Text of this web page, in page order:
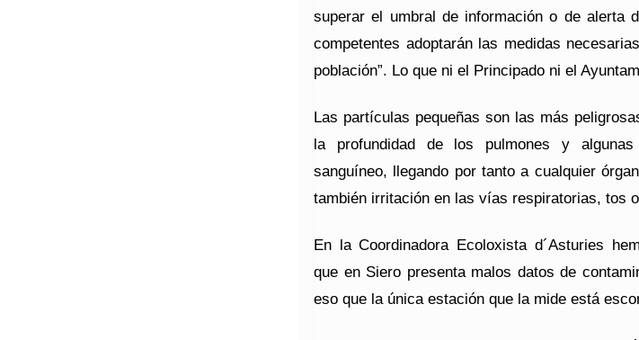
superar el umbral de información o de alerta
competentes adoptarán las medidas
población”. Lo que ni el Principado ni el
Las partículas pequeñas son las más
la profundidad de los pulmones y
sanguíneo, llegando por tanto a cualquier
también irritación en las vías respiratorias, tos
En la Coordinadora Ecoloxista d´Asturies
que en Siero presenta malos datos de
eso que la única estación que la mide está